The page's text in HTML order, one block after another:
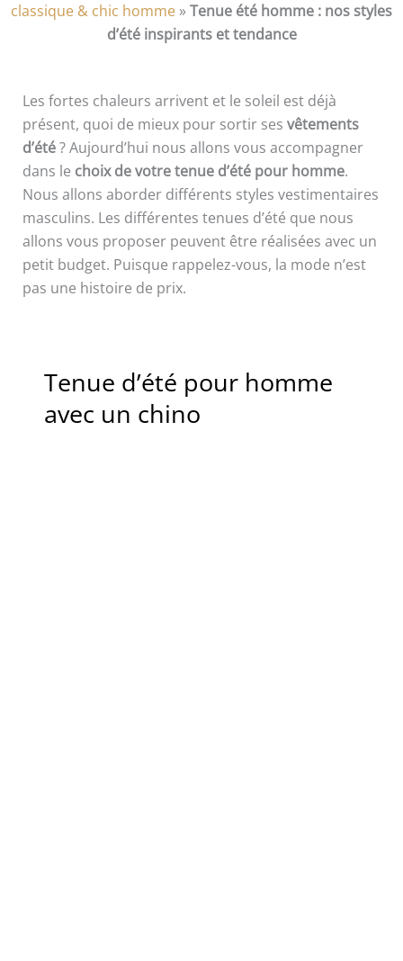
classique & chic homme »Tenue été homme : nos styles
d’été inspirants et tendance
Les fortes chaleurs arrivent et le soleil est déjà
présent, quoi de mieux pour sortir ses vêtements
d’été? Aujourd’hui nous allons vous accompagner
dans le choix de votre tenue d’été pour homme.
Nous allons aborder différents styles vestimentaires
masculins. Les différentes tenues d’été que nous
allons vous proposer peuvent être réalisées avec un
petit budget. Puisque rappelez-vous, la mode n’est
pas une histoire de prix.
Tenue d’été pour homme
avec un chino